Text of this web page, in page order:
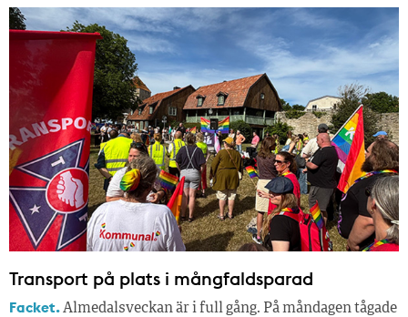
Transport på plats i mångfaldsparad
Facket.Almedalsveckan är i full gång. På måndagen tågade